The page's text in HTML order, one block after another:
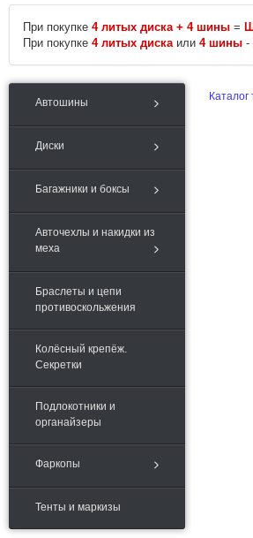
При покупке 4 литых диска + 4 шины =
При покупке 4 литых диска или 4 шины -
Автошины
Диски
Багажники и боксы
Авточехлы и накидки из
меха
Браслеты и цепи
противоскольжения
Колёсный крепёж.
Секретки
Подлокотники и
органайзеры
Фаркопы
Тенты и маркизы
Каталог